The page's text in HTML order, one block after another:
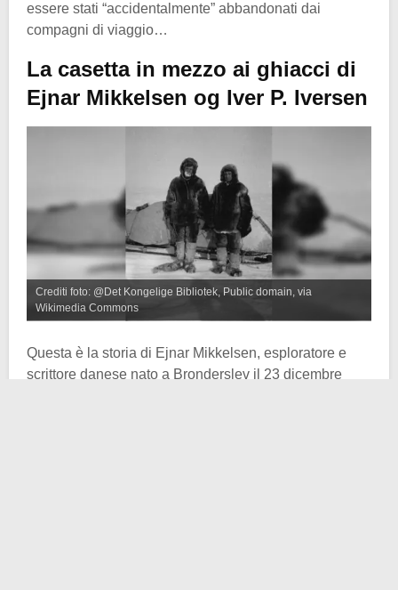
essere stati “accidentalmente” abbandonati dai
compagni di viaggio…
La casetta in mezzo ai ghiacci di
Ejnar Mikkelsen og Iver P. Iversen
Crediti foto: @Det Kongelige Bibliotek, Public domain, via
Wikimedia Commons
Questa è la storia di Ejnar Mikkelsen, esploratore e
scrittore danese nato a Bronderslev il 23 dicembre